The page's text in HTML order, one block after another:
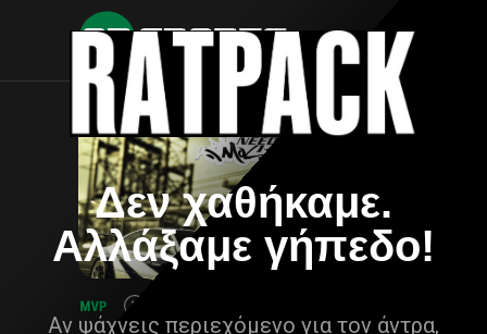
Δεν χαθήκαμε.
Αλλάξαμε γήπεδο!
Αν ψάχνεις περιεχόμενο για τον άντρα,